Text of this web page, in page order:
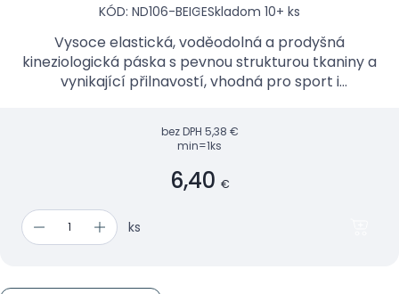
KÓD: ND106-BEIGESkladom 10+ ks
Vysoce elastická, voděodolná a prodyšná
kineziologická páska s pevnou strukturou tkaniny a
vynikající přilnavostí, vhodná pro sport i
bez DPH 5,38 €
min=1ks
6,40 €
ks